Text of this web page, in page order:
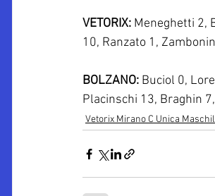
VETORIX: Meneghetti 2,
10, Ranzato 1,
BOLZANO: Buciol 0,
Placinschi 13, Braghin
Vetorix Mirano C Unica